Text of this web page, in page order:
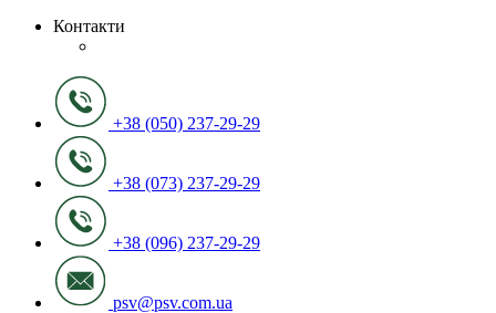
Контакти
+38 (050) 237-29-29
+38 (073) 237-29-29
+38 (096) 237-29-29
psv@psv.com.ua